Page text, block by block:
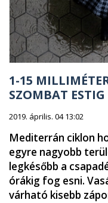
1-15
SZOMBAT ESTIG
2019. április. 04 13:02
Mediterrán ciklon
egyre nagyobb
legkésőbb a
órákig fog esni.
várható kisebb